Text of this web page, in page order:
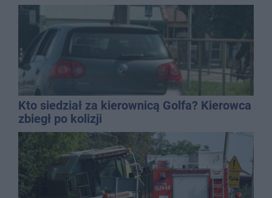
Kto siedział za kierownicą Golfa? Kierowca
zbiegł po kolizji